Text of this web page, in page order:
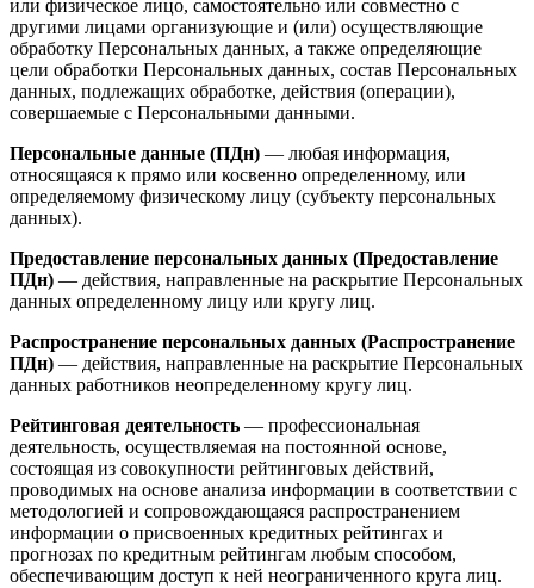
или физическое лицо, самостоятельно или совместно с
другими лицами организующие и (или) осуществляющие
обработку Персональных данных, а также определяющие
цели обработки Персональных данных, состав Персональных
данных, подлежащих обработке, действия (операции),
совершаемые с Персональными данными.
Персональные данные (ПДн) — любая информация,
относящаяся к прямо или косвенно определенному, или
определяемому физическому лицу (субъекту персональных
данных).
Предоставление персональных данных (Предоставление
ПДн) — действия, направленные на раскрытие Персональных
данных определенному лицу или кругу лиц.
Распространение персональных данных (Распространение
ПДн) — действия, направленные на раскрытие Персональных
данных работников неопределенному кругу лиц.
Рейтинговая деятельность — профессиональная
деятельность, осуществляемая на постоянной основе,
состоящая из совокупности рейтинговых действий,
проводимых на основе анализа информации в соответствии с
методологией и сопровождающаяся распространением
информации о присвоенных кредитных рейтингах и
прогнозах по кредитным рейтингам любым способом,
обеспечивающим доступ к ней неограниченного круга лиц.